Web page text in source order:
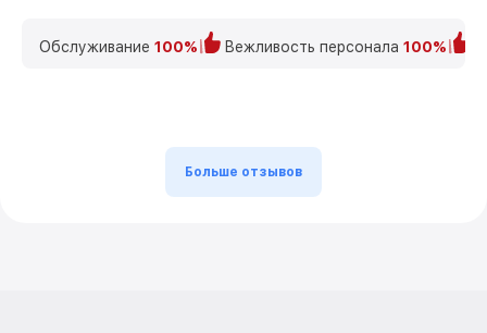
Обслуживание 100% Вежливость персонала 100%
Больше отзывов